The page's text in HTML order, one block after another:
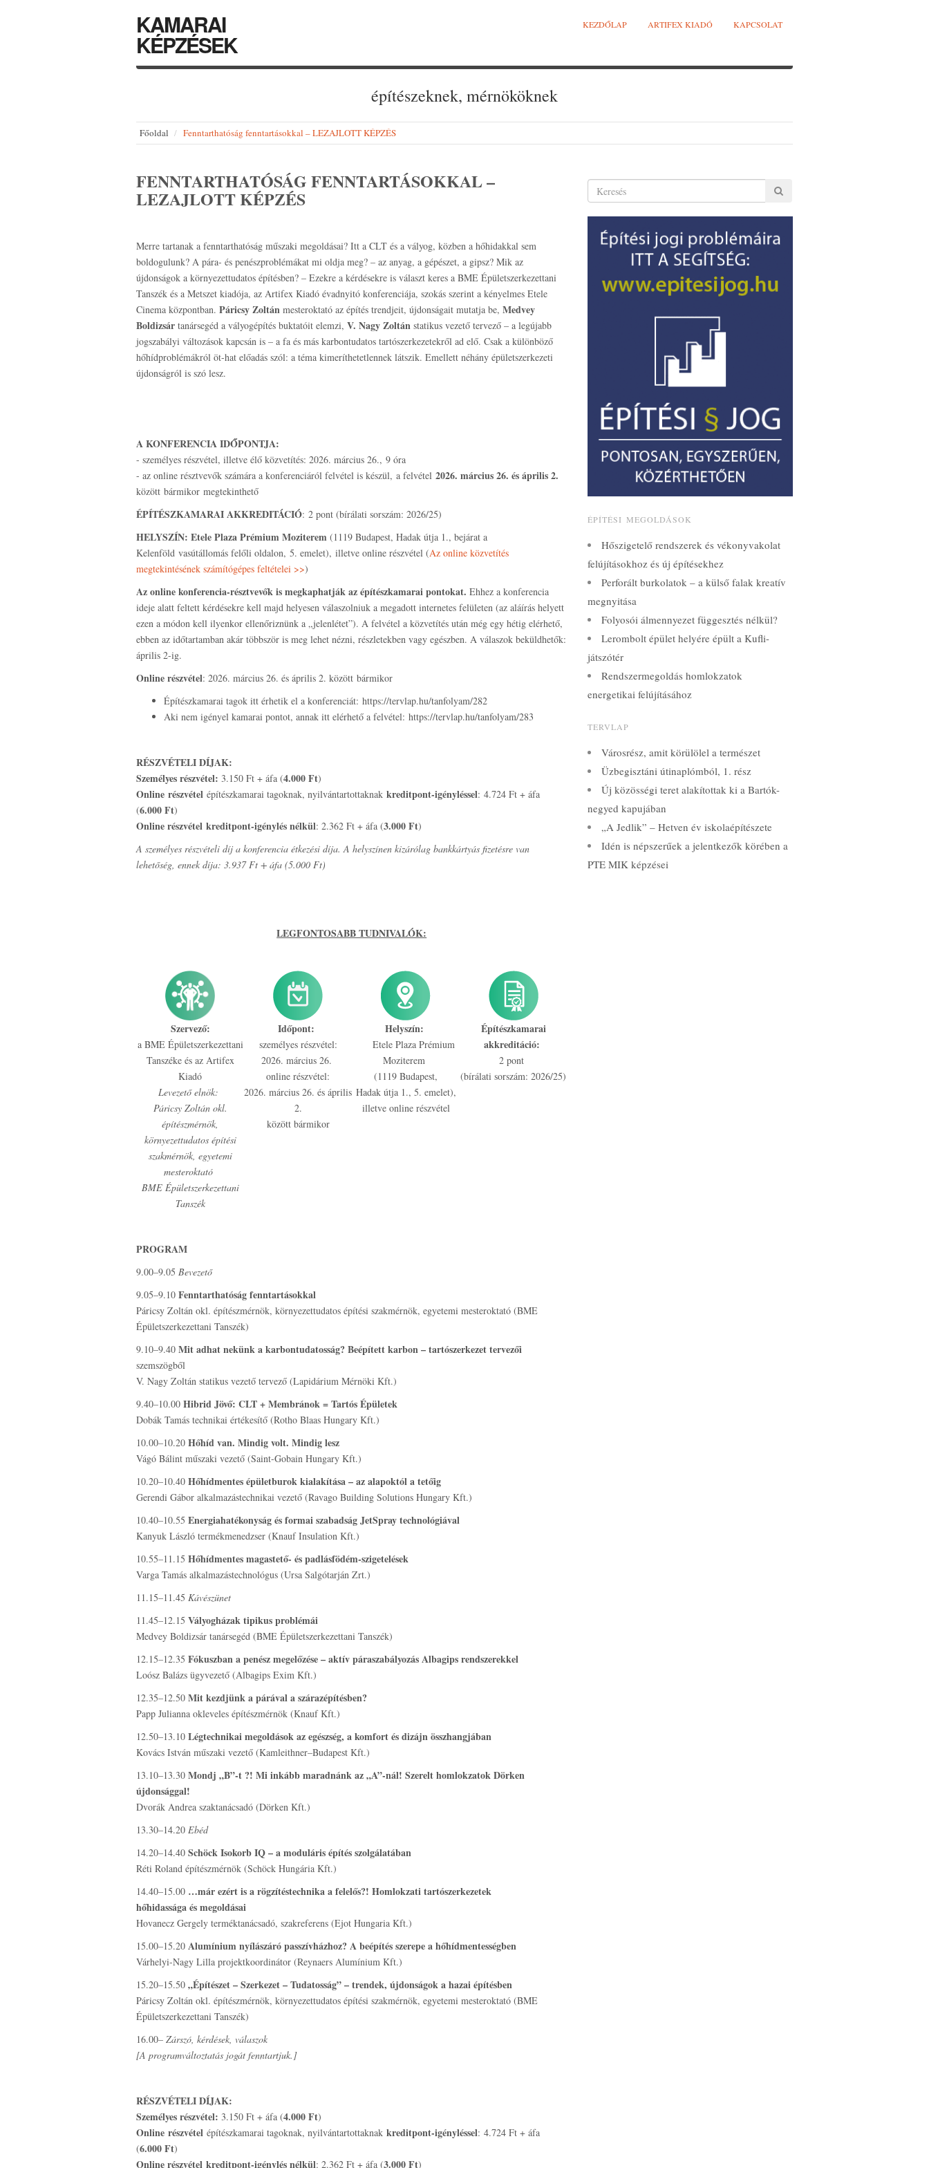
KAMARAI
KÉPZÉSEK
KEZDŐLAP ARTIFEX KIADÓ KAPCSOLAT
építészeknek, mérnököknek
Főoldal Fenntarthatóság fenntartásokkal – LEZAJLOTT KÉPZÉS
FENNTARTHATÓSÁG FENNTARTÁSOKKAL –
LEZAJLOTT KÉPZÉS
Merre tartanak a fenntarthatóság műszaki megoldásai? Itt a CLT és a vályog, közben a hőhidakkal sem
boldogulunk? A pára- és penészproblémákat mi oldja meg? – az anyag, a gépészet, a gipsz? Mik az
újdonságok a környezettudatos építésben? – Ezekre a kérdésekre is választ keres a BME Épületszerkezettani
Tanszék és a Metszet kiadója, az Artifex Kiadó évadnyitó konferenciája, szokás szerint a kényelmes Etele
Cinema központban. Páricsy Zoltán mesteroktató az építés trendjeit, újdonságait mutatja be, Medvey
Boldizsár tanársegéd a vályogépítés buktatóit elemzi, V. Nagy Zoltán statikus vezető tervező – a legújabb
jogszabályi változások kapcsán is – a fa és más karbontudatos tartószerkezetekről ad elő. Csak a különböző
hőhídproblémákról öt-hat előadás szól: a téma kimeríthetetlennek látszik. Emellett néhány épületszerkezeti
újdonságról is szó lesz.
A KONFERENCIA IDŐPONTJA:
- személyes részvétel, illetve élő közvetítés: 2026. március 26., 9 óra
- az online résztvevők számára a konferenciáról felvétel is készül, a felvétel 2026. március 26. és április 2.
között bármikor megtekinthető
ÉPÍTÉSZKAMARAI AKKREDITÁCIÓ: 2 pont (bírálati sorszám: 2026/25)
HELYSZÍN: Etele Plaza Prémium Moziterem (1119 Budapest, Hadak útja 1., bejárat a
Kelenföld vasútállomás felőli oldalon, 5. emelet), illetve online részvétel (Az online közvetítés
megtekintésének számítógépes feltételei >>)
Az online konferencia-résztvevők is megkaphatják az építészkamarai pontokat. Ehhez a konferencia
ideje alatt feltett kérdésekre kell majd helyesen válaszolniuk a megadott internetes felületen (az aláírás helyett
ezen a módon kell ilyenkor ellenőriznünk a „jelenlétet”). A felvétel a közvetítés után még egy hétig elérhető,
ebben az időtartamban akár többször is meg lehet nézni, részletekben vagy egészben. A válaszok beküldhetők:
április 2-ig.
Online részvétel: 2026. március 26. és április 2. között bármikor
Építészkamarai tagok itt érhetik el a konferenciát: https://tervlap.hu/tanfolyam/282
Aki nem igényel kamarai pontot, annak itt elérhető a felvétel: https://tervlap.hu/tanfolyam/283
RÉSZVÉTELI DÍJAK:
Személyes részvétel: 3.150 Ft + áfa (4.000 Ft)
Online részvétel építészkamarai tagoknak, nyilvántartottaknak kreditpont-igényléssel: 4.724 Ft + áfa
(6.000 Ft)
Online részvétel kreditpont-igénylés nélkül: 2.362 Ft + áfa (3.000 Ft)
A személyes részvételi díj a konferencia étkezési díja. A helyszínen kizárólag bankkártyás fizetésre van
lehetőség, ennek díja: 3.937 Ft + áfa (5.000 Ft)
LEGFONTOSABB TUDNIVALÓK:
Szervező:
a BME Épületszerkezettani
Tanszéke és az Artifex
Kiadó
Levezető elnök:
Páricsy Zoltán okl.
építészmérnök,
környezettudatos építési
szakmérnök, egyetemi
mesteroktató
BME Épületszerkezettani
Tanszék
Időpont:
személyes részvétel:
2026. március 26.
online részvétel:
2026. március 26. és április
2.
között bármikor
Helyszín:
Etele Plaza Prémium
Moziterem
(1119 Budapest,
Hadak útja 1., 5. emelet),
illetve online részvétel
Építészkamarai
akkreditáció:
2 pont
(bírálati sorszám: 2026/25)
PROGRAM
9.00–9.05 Bevezető
9.05–9.10 Fenntarthatóság fenntartásokkal
Páricsy Zoltán okl. építészmérnök, környezettudatos építési szakmérnök, egyetemi mesteroktató (BME
Épületszerkezettani Tanszék)
9.10–9.40 Mit adhat nekünk a karbontudatosság? Beépített karbon – tartószerkezet tervezői
szemszögből
V. Nagy Zoltán statikus vezető tervező (Lapidárium Mérnöki Kft.)
9.40–10.00 Hibrid Jövő: CLT + Membránok = Tartós Épületek
Dobák Tamás technikai értékesítő (Rotho Blaas Hungary Kft.)
10.00–10.20 Hőhíd van. Mindig volt. Mindig lesz
Vágó Bálint műszaki vezető (Saint-Gobain Hungary Kft.)
10.20–10.40 Hőhídmentes épületburok kialakítása – az alapoktól a tetőig
Gerendi Gábor alkalmazástechnikai vezető (Ravago Building Solutions Hungary Kft.)
10.40–10.55 Energiahatékonyság és formai szabadság JetSpray technológiával
Kanyuk László termékmenedzser (Knauf Insulation Kft.)
10.55–11.15 Hőhídmentes magastető- és padlásfödém-szigetelések
Varga Tamás alkalmazástechnológus (Ursa Salgótarján Zrt.)
11.15–11.45 Kávészünet
11.45–12.15 Vályogházak tipikus problémái
Medvey Boldizsár tanársegéd (BME Épületszerkezettani Tanszék)
12.15–12.35 Fókuszban a penész megelőzése – aktív páraszabályozás Albagips rendszerekkel
Loósz Balázs ügyvezető (Albagips Exim Kft.)
12.35–12.50 Mit kezdjünk a párával a szárazépítésben?
Papp Julianna okleveles építészmérnök (Knauf Kft.)
12.50–13.10 Légtechnikai megoldások az egészség, a komfort és dizájn összhangjában
Kovács István műszaki vezető (Kamleithner–Budapest Kft.)
13.10–13.30 Mondj „B”-t ?! Mi inkább maradnánk az „A”-nál! Szerelt homlokzatok Dörken
újdonsággal!
Dvorák Andrea szaktanácsadó (Dörken Kft.)
13.30–14.20 Ebéd
14.20–14.40 Schöck Isokorb IQ – a moduláris építés szolgálatában
Réti Roland építészmérnök (Schöck Hungária Kft.)
14.40–15.00 …már ezért is a rögzítéstechnika a felelős?! Homlokzati tartószerkezetek
hőhidassága és megoldásai
Hovanecz Gergely terméktanácsadó, szakreferens (Ejot Hungaria Kft.)
15.00–15.20 Alumínium nyílászáró passzívházhoz? A beépítés szerepe a hőhídmentességben
Várhelyi-Nagy Lilla projektkoordinátor (Reynaers Alumínium Kft.)
15.20–15.50 „Építészet – Szerkezet – Tudatosság” – trendek, újdonságok a hazai építésben
Páricsy Zoltán okl. építészmérnök, környezettudatos építési szakmérnök, egyetemi mesteroktató (BME
Épületszerkezettani Tanszék)
16.00– Zárszó, kérdések, válaszok
[A programváltoztatás jogát fenntartjuk.]
RÉSZVÉTELI DÍJAK:
Személyes részvétel: 3.150 Ft + áfa (4.000 Ft)
Online részvétel építészkamarai tagoknak, nyilvántartottaknak kreditpont-igényléssel: 4.724 Ft + áfa
(6.000 Ft)
Online részvétel kreditpont-igénylés nélkül: 2.362 Ft + áfa (3.000 Ft)
ÉPÍTÉSI MEGOLDÁSOK
Hőszigetelő rendszerek és vékonyvakolat
felújításokhoz és új építésekhez
Perforált burkolatok – a külső falak kreatív
megnyitása
Folyosói álmennyezet függesztés nélkül?
Lerombolt épület helyére épült a Kufli-
játszótér
Rendszermegoldás homlokzatok
energetikai felújításához
TERVLAP
Városrész, amit körülölel a természet
Üzbegisztáni útinaplómból, 1. rész
Új közösségi teret alakítottak ki a Bartók-
negyed kapujában
„A Jedlik” – Hetven év iskolaépítészete
Idén is népszerűek a jelentkezők körében a
PTE MIK képzései